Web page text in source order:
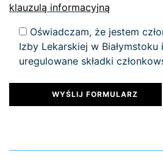
klauzulą informacyjną
Oświadczam, że jestem
Izby Lekarskiej w Białymstoku
uregulowane składki